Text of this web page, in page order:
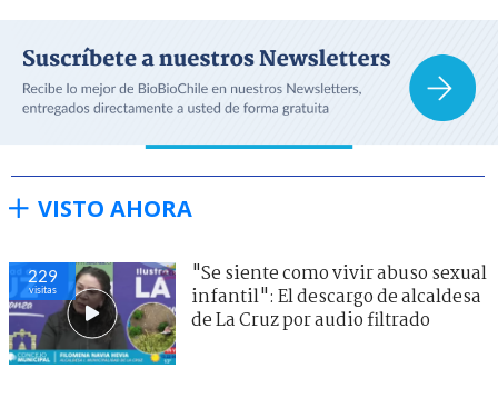
VISTO AHORA
229
visitas
"Se siente como vivir abuso sexual
infantil": El descargo de alcaldesa
de La Cruz por audio filtrado